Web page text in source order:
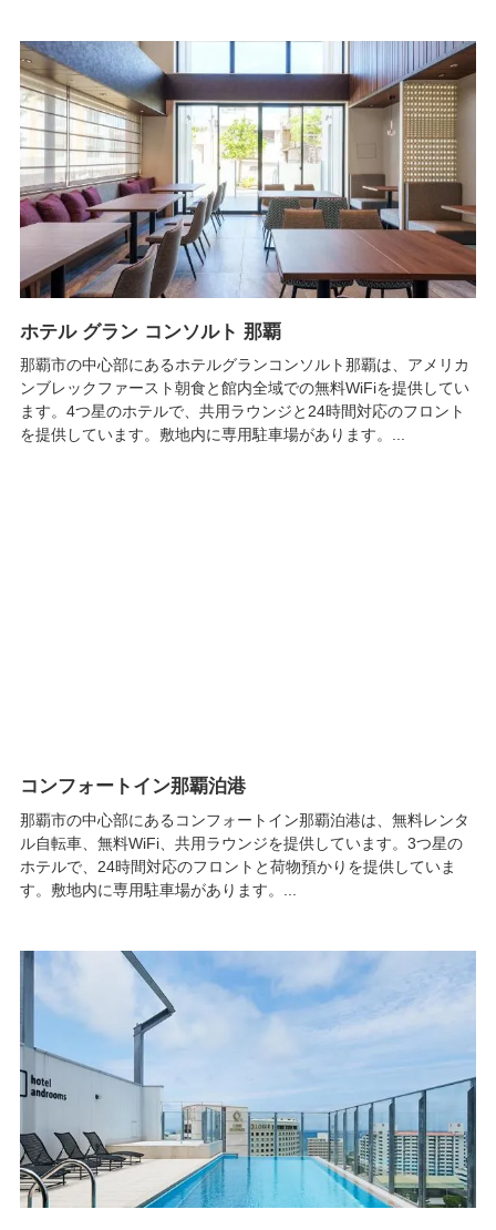
ホテル グラン コンソルト 那覇
那覇市の中心部にあるホテルグランコンソルト那覇は、アメリカ
ンブレックファースト朝食と館内全域での無料WiFiを提供してい
ます。4つ星のホテルで、共用ラウンジと24時間対応のフロント
を提供しています。敷地内に専用駐車場があります。...
コンフォートイン那覇泊港
那覇市の中心部にあるコンフォートイン那覇泊港は、無料レンタ
ル自転車、無料WiFi、共用ラウンジを提供しています。3つ星の
ホテルで、24時間対応のフロントと荷物預かりを提供していま
す。敷地内に専用駐車場があります。...